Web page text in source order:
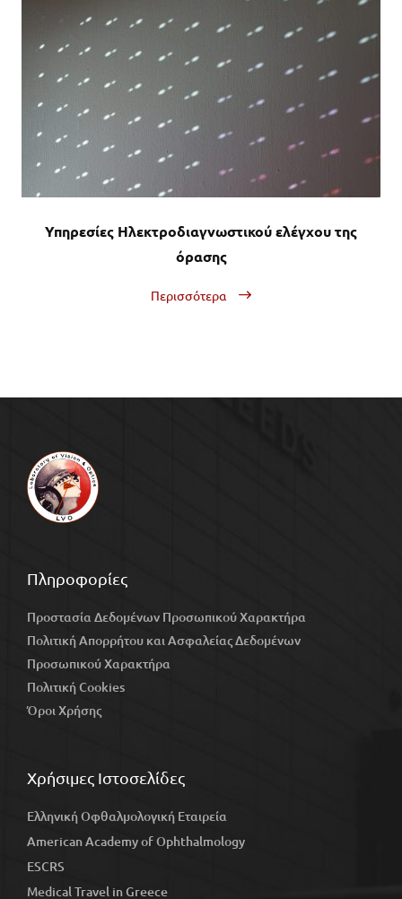
Υπηρεσίες Ηλεκτροδιαγνωστικού ελέγχου της
όρασης
Περισσότερα
Πληροφορίες
Προστασία Δεδομένων Προσωπικού Χαρακτήρα
Πολιτική Απορρήτου και Ασφαλείας Δεδομένων
Προσωπικού Χαρακτήρα
Πολιτική Cookies
Όροι Χρήσης
Χρήσιμες Ιστοσελίδες
Ελληνική Οφθαλμολογική Εταιρεία
American Academy of Ophthalmology
ESCRS
Medical Travel in Greece